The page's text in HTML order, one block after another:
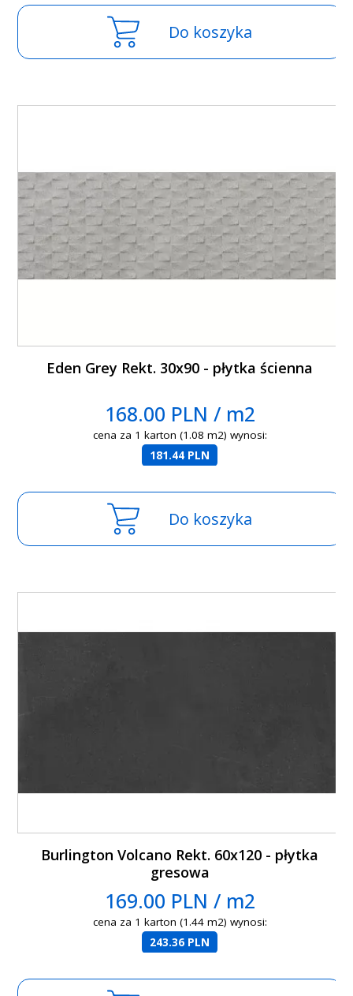
Do koszyka
Eden Grey Rekt. 30x90 - płytka ścienna
168.00 PLN / m2
cena za 1 karton (1.08 m2) wynosi:
181.44 PLN
Do koszyka
Burlington Volcano Rekt. 60x120 - płytka
gresowa
169.00 PLN / m2
cena za 1 karton (1.44 m2) wynosi:
243.36 PLN